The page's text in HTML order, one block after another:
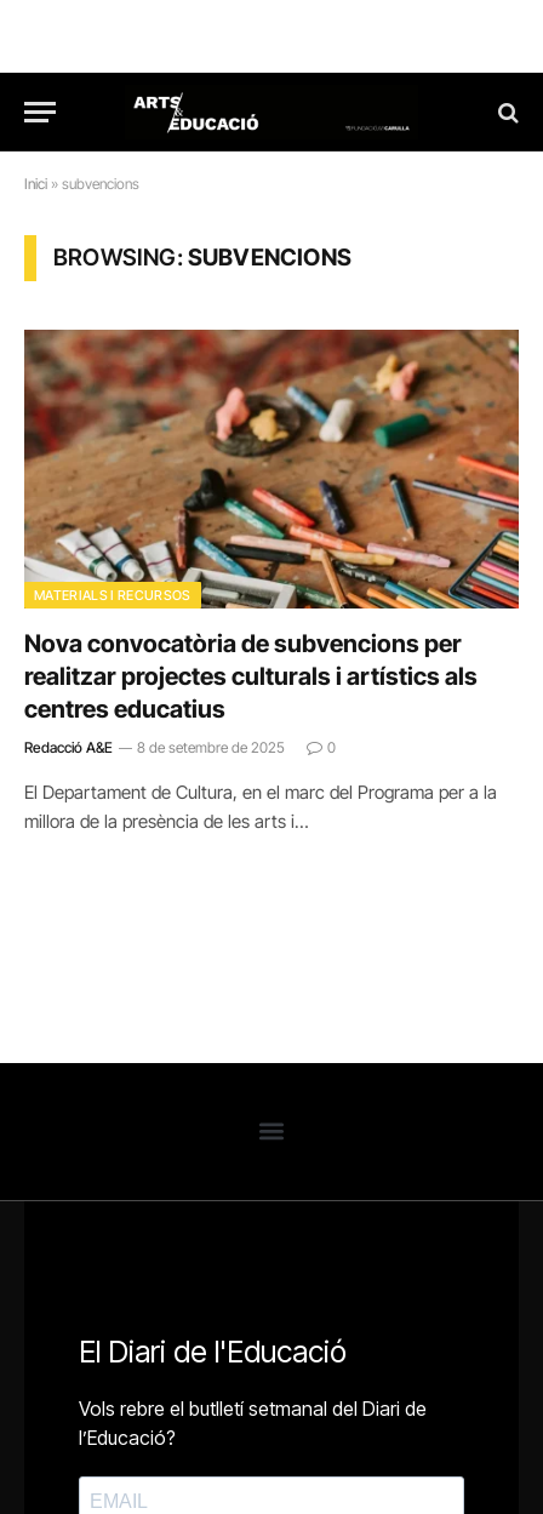
Inici » subvencions
BROWSING:SUBVENCIONS
MATERIALS I RECURSOS
Nova convocatòria de subvencions per
realitzar projectes culturals i artístics als
centres educatius
Redacció A&E 8 de setembre de 2025 0
El Departament de Cultura, en el marc del Programa per a la
millora de la presència de les arts i…